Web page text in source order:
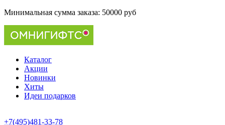
Минимальная сумма заказа: 50000 руб
Каталог
Акции
Новинки
Хиты
Идеи подарков
+7(495)481-33-78